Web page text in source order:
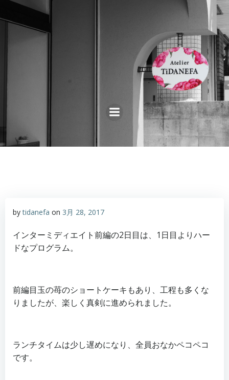
プ
bytidanefa on 3月 28, 2017
インターミディエイト前編の2日目は、1日目よりハー
ドなプログラム。
前編目玉の苺のショートケーキもあり、工程も多くな
りましたが、楽しく真剣に進められました。
ランチタイムは少し遅めになり、全員おなかペコペコ
です。